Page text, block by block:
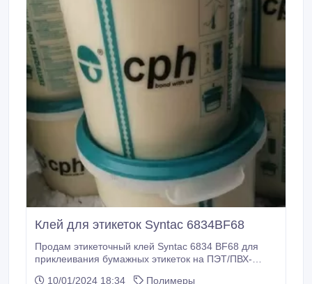
Клей для этикеток Syntac 6834BF68
Продам этикеточный клей Syntac 6834 BF68 для
приклеивания бумажных этикеток на ПЭТ/ПВХ-
10/01/2024 18:34
Полимеры